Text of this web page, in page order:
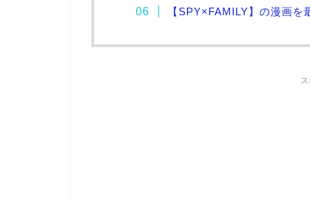
【SPY×FAMILY】の漫画